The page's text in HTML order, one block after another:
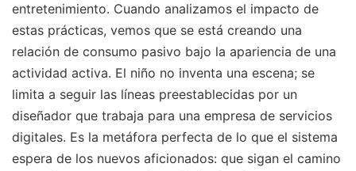
entretenimiento. Cuando analizamos el impacto de
estas prácticas, vemos que se está creando una
relación de consumo pasivo bajo la apariencia de una
actividad activa. El niño no inventa una escena; se
limita a seguir las líneas preestablecidas por un
diseñador que trabaja para una empresa de servicios
digitales. Es la metáfora perfecta de lo que el sistema
espera de los nuevos aficionados: que sigan el camino